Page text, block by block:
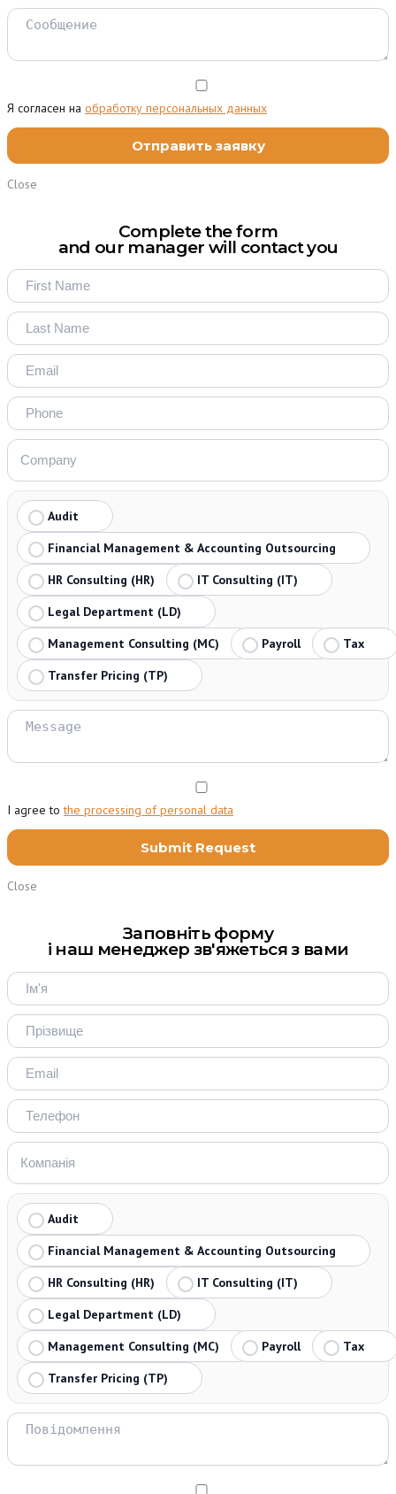
Я согласен на обработку персональных данных
Close
Complete the form
and our manager will contact you
Audit
Financial Management & Accounting Outsourcing
HR Consulting (HR)
IT Consulting (IT)
Legal Department (LD)
Management Consulting (MC)
Payroll
Tax
Transfer Pricing (TP)
I agree tothe processing of personal data
Close
Заповніть форму
і наш менеджер зв'яжеться з вами
Audit
Financial Management & Accounting Outsourcing
HR Consulting (HR)
IT Consulting (IT)
Legal Department (LD)
Management Consulting (MC)
Payroll
Tax
Transfer Pricing (TP)